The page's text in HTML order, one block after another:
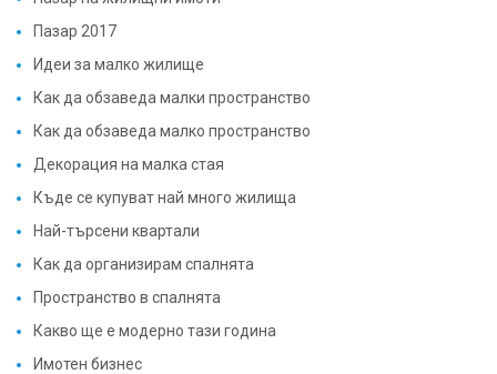
Пазар 2017
Идеи за малко жилище
Как да обзаведа малки пространство
Как да обзаведа малко пространство
Декорация на малка стая
Къде се купуват най много жилища
Най-търсени квартали
Как да организирам спалнята
Пространство в спалнята
Какво ще е модерно тази година
Имотен бизнес